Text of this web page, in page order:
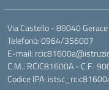
Via Castello - 89040 Gerace
Telefono: 0964/356007
E-mail:
C.M.: RCIC81600A - C.F.:
Codice IPA: